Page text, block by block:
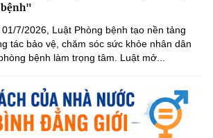
7/2026, Luật Phòng bệnh tạo nền tảng
tác bảo vệ, chăm sóc sức khỏe nhân dân
bệnh làm trọng tâm. Luật mở...